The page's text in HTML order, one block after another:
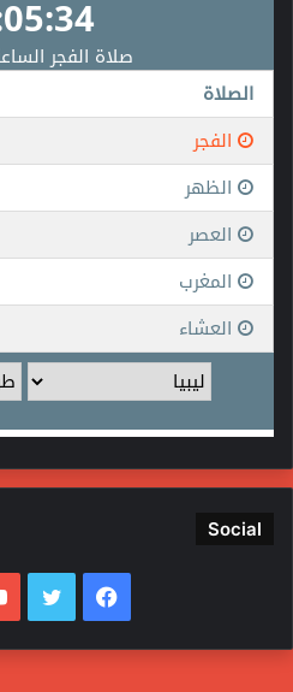
Social
فيسبوك تويتر